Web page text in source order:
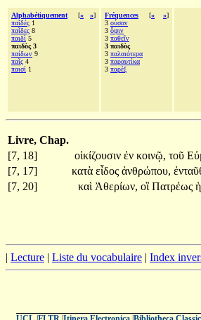
Alphabétiquement [« »]
παῖδές 1
παῖδες 8
παιδὶ 5
παιδὸς 3
παίδων 9
παῖς 4
παισί 1
Fréquences [« »]
3 οὖσαν
3 ὄψιν
3 παθεῖν
3 παιδὸς
3 παλαιότερα
3 παραυτίκα
3 παρὲξ
Livre, Chap.
[7, 18]
οἰκίζουσιν ἐν κοινῷ, τοῦ
[7, 17]
κατὰ εἶδος ἀνθρώπου,
[7, 20]
καὶ Ἀθερίων, οἳ Πατρέως
| Lecture | Liste du vocabulaire | Index